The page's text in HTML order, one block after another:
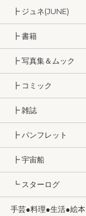
┣ ジュネ(JUNE)
┣ 書籍
┣ 写真集＆ムック
┣ コミック
┣ 雑誌
┣ パンフレット
┣ 宇宙船
┗ スターログ
手芸●料理●生活●絵本